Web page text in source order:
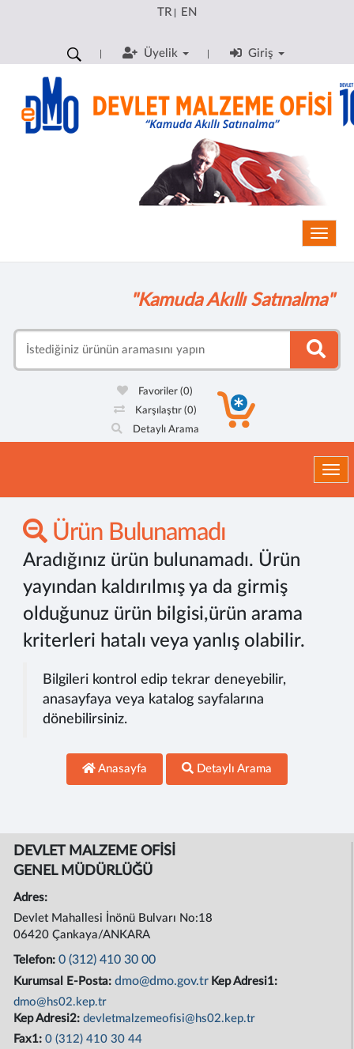
TR| EN
Üyelik Giriş
"Kamuda Akıllı Satınalma"
Favoriler(0)
Karşılaştır (0)
Detaylı Arama
Ürün Bulunamadı
Aradığınız ürün bulunamadı. Ürün
yayından kaldırılmış ya da girmiş
olduğunuz ürün bilgisi,ürün arama
kriterleri hatalı veya yanlış olabilir.
Bilgileri kontrol edip tekrar deneyebilir,
anasayfaya veya katalog sayfalarına
dönebilirsiniz.
Anasayfa Detaylı Arama
DEVLET MALZEME OFİSİ
GENEL MÜDÜRLÜĞÜ
Adres:
Devlet Mahallesi İnönü Bulvarı No:18
06420 Çankaya/ANKARA
Telefon:0 (312) 410 30 00
Kurumsal E-Posta:dmo@dmo.gov.tr Kep Adresi1:
dmo@hs02.kep.tr
Kep Adresi2:devletmalzemeofisi@hs02.kep.tr
Fax1:0 (312) 410 30 44